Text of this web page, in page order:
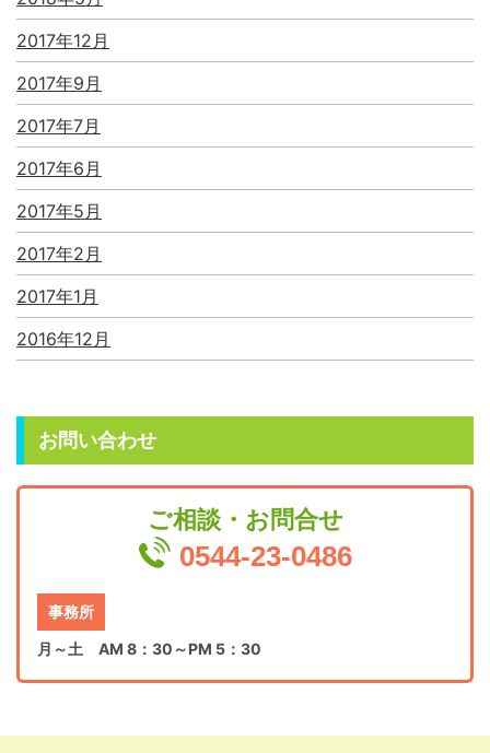
2017年12月
2017年9月
2017年7月
2017年6月
2017年5月
2017年2月
2017年1月
2016年12月
お問い合わせ
ご相談・お問合せ
0544-23-0486
事務所
月～土 AM 8：30～PM 5：30